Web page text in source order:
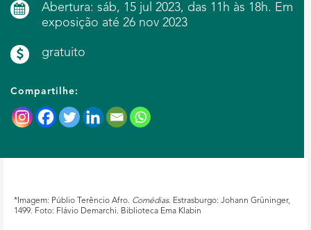
Abertura: sáb, 15 jul 2023, das 11h às 18h. Em
exposição até 26 nov 2023
gratuito
Compartilhe:
*Imagem: Públio Terêncio Afro. Comédias. Estrasburgo: Johann Grüninger,
1499. Foto: Flávio Demarchi. Biblioteca Ema Klabin